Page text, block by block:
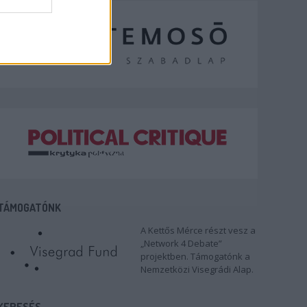
A Kettős Mérce részt vesz a
„Network 4 Debate”
projektben. Támogatónk a
Nemzetközi Visegrádi Alap.